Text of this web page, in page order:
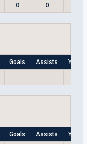
0 0
Goals Assists
Goals Assists